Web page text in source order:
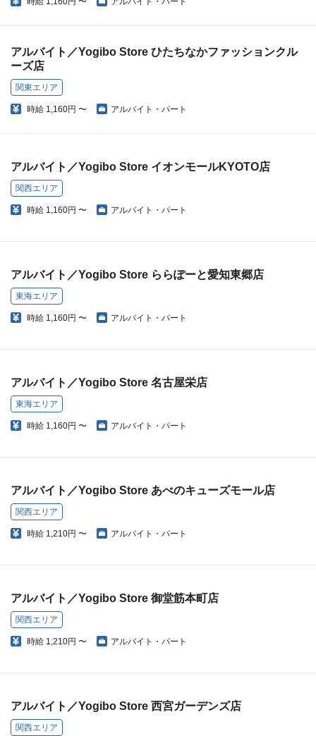
アルバイト／Yogibo Store ひたちなかファッションクル
ーズ店
関東エリア
時給 1,160円 〜 アルバイト・パート
アルバイト／Yogibo Store イオンモールKYOTO店
関西エリア
時給 1,160円 〜 アルバイト・パート
アルバイト／Yogibo Store ららぽーと愛知東郷店
東海エリア
時給 1,160円 〜 アルバイト・パート
アルバイト／Yogibo Store 名古屋栄店
東海エリア
時給 1,160円 〜 アルバイト・パート
アルバイト／Yogibo Store あべのキューズモール店
関西エリア
時給 1,210円 〜 アルバイト・パート
アルバイト／Yogibo Store 御堂筋本町店
関西エリア
時給 1,210円 〜 アルバイト・パート
アルバイト／Yogibo Store 西宮ガーデンズ店
関西エリア